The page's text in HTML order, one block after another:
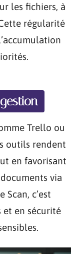
les fichiers, à
régularité
Trello ou
outils rendent
en favorisant
via
Scan, c’est
et en sécurité